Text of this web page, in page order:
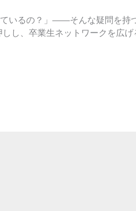
いるの？」――そんな疑問を
し、卒業生ネットワークを広